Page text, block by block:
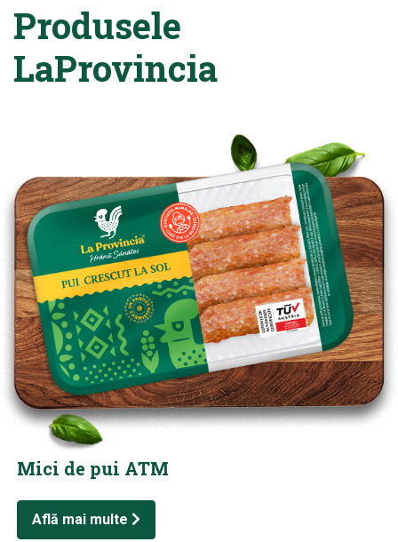
Produsele
LaProvincia
Mici de pui ATM
Află mai multe